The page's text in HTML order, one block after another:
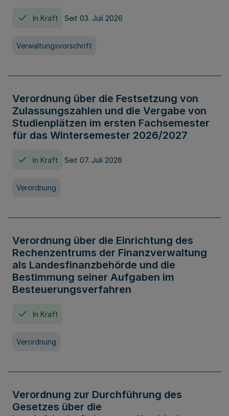
In Kraft Seit 03. Juli 2026
Verwaltungsvorschrift
Verordnung über die Festsetzung von
Zulassungszahlen und die Vergabe von
Studienplätzen im ersten Fachsemester
für das Wintersemester 2026/2027
In Kraft Seit 07. Juli 2026
Verordnung
Verordnung über die Einrichtung des
Rechenzentrums der Finanzverwaltung
als Landesfinanzbehörde und die
Bestimmung seiner Aufgaben im
Besteuerungsverfahren
In Kraft
Verordnung
Verordnung zur Durchführung des
Gesetzes über die